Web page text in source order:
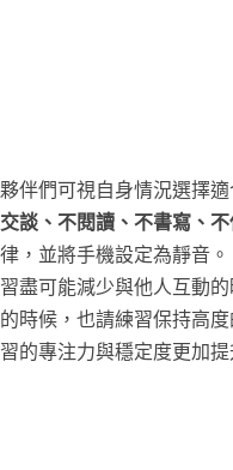
伴們可視自身情況選擇適
談、不閱讀、不書寫、
，並將手機設定為靜音。
盡可能減少與他人互動的
時候，也請練習保持高度
的專注力與穩定度更加提